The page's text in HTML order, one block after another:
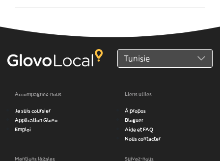
Accompagnez-nous
Je suis coursier
Application Glovo
Emploi
Liens utiles
À propos
Bloguer
Aide et FAQ
Nous contacter
Mentions légales Suivez-nous